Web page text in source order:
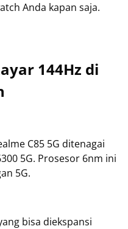
Anda kapan saja.
144Hz di
C85 5G ditenagai
5G. Prosesor 6nm ini
5G.
bisa diekspansi